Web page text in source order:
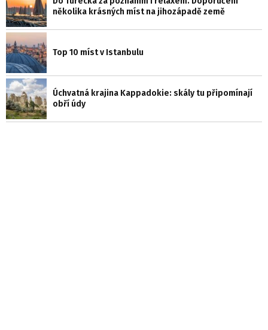
několika krásných míst na jihozápadě země
Top 10 míst v Istanbulu
Úchvatná krajina Kappadokie: skály tu připomínají
obří údy